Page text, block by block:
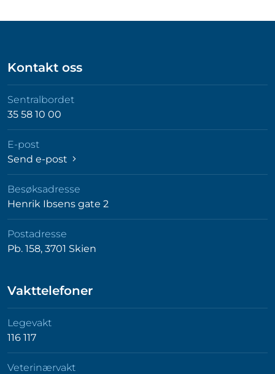
Kontakt oss
Sentralbordet
35 58 10 00
E-post
Send e-post
Besøksadresse
Henrik Ibsens gate 2
Postadresse
Pb. 158, 3701 Skien
Vakttelefoner
Legevakt
116 117
Veterinærvakt